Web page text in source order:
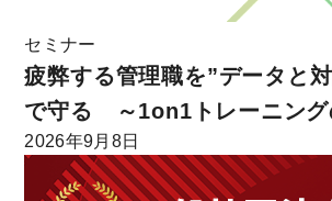
セミナー
疲弊する管理職を”データと
で守る ～1on1トレーニング
2026年9月8日